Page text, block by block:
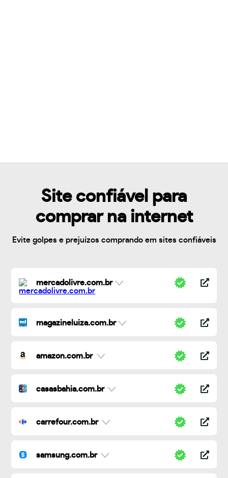
Site confiável para
comprar na internet
Evite golpes e prejuízos comprando em sites confiáveis
mercadolivre.com.br
magazineluiza.com.br
amazon.com.br
casasbahia.com.br
carrefour.com.br
samsung.com.br